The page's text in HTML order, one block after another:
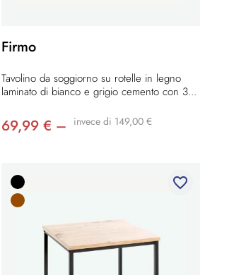
Firmo
Tavolino da soggiorno su rotelle in legno
laminato di bianco e grigio cemento con 3...
69,99 € – invece di 149,00 €
favorite_border